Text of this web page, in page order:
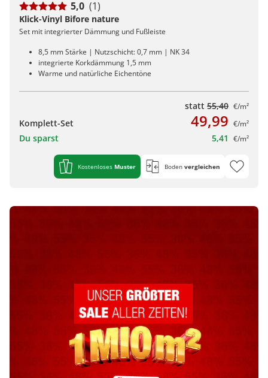
5,0 (1)
Klick-Vinyl Bifore nature
Set mit integrierter Dämmung und Fußleiste
8,5 mm Stärke | Nutzschicht: 0,7 mm | NK 34
integrierte Korkdämmung 1,5 mm
Warme und natürliche Eichentöne
statt 55,40 €/m²
Komplett-Set 49,99 €/m²
Du sparst 5,41 €/m²
Kostenloses Muster Boden vergleichen